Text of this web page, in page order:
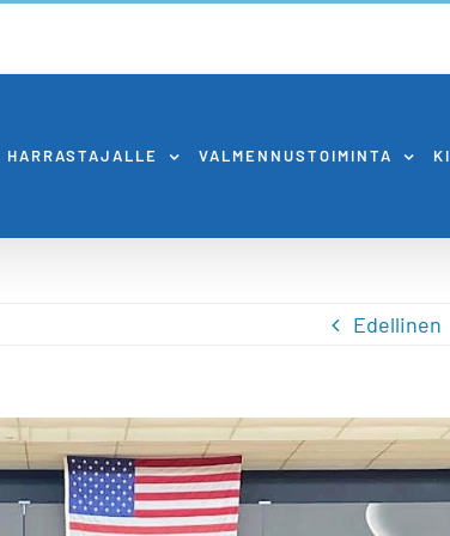
HARRASTAJALLE VALMENNUSTOIMINTA
Edellinen